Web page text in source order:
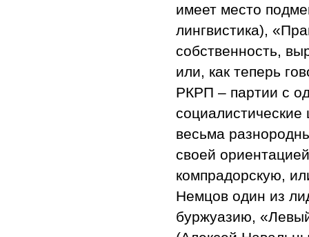
имеет место
лингвистика),
собственность,
или, как теперь
РКРП – партии с
весьма
своей
компрадорскую,
Немцов один из
буржуазию,